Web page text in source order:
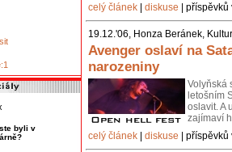
byli v
celý článek diskuse |
19.12.'06, Honza Beránek,
Avenger oslaví na
narozeniny
Volyňská
letošním
oslavit. A
zajímaví
celý článek
diskuse |